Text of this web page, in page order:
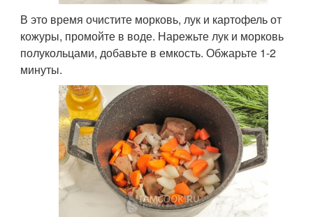
В это время очистите морковь, лук и картофель от
кожуры, промойте в воде. Нарежьте лук и морковь
полукольцами, добавьте в емкость. Обжарьте 1-2
минуты.